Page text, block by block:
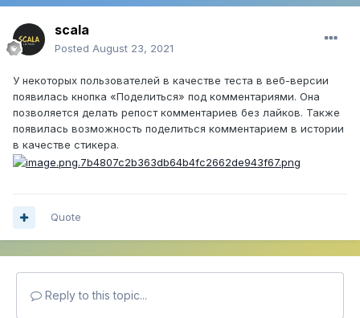
scala
Posted August 23, 2021
У некоторых пользователей в качестве теста в веб-версии
появилась кнопка «Поделиться» под комментариями. Она
позволяется делать репост комментариев без лайков. Также
появилась возможность поделиться комментарием в истории
в качестве стикера.
Quote
Reply to this topic...